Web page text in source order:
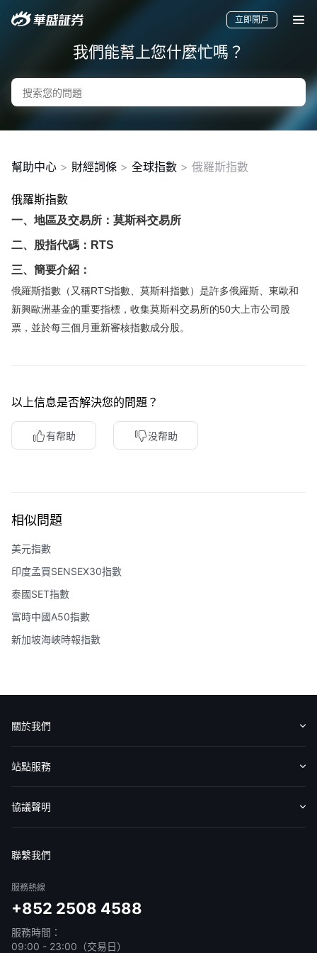
要聞
快訊
美股
港股
新股
關於我們
媒體報導
立即開戶
我們能幫上您什麼忙嗎？
幫助中心 > 財經詞條 > 全球指數 > 俄羅斯指數
俄羅斯指數
一、地區及交易所：莫斯科交易所
二、股指代碼：RTS
三、簡要介紹：
俄羅斯指數（又稱RTS指數、莫斯科指數）是許多俄羅斯、東歐和
新興歐洲基金的重要指標，收集莫斯科交易所的50大上市公司股
票，並於每三個月重新審核指數成分股。
以上信息是否解決您的問題？
有帮助 没帮助
相似問題
美元指數
印度孟買SENSEX30指數
泰國SET指數
富時中國A50指數
新加坡海峽時報指數
關於我們
認識華盛
媒體報導
意見反饋
站點服務
收費標準
交易工具
幫助中心
協議聲明
聯繫我們
服務熱線
+852 2508 4588
服務時間：
09:00 - 23:00（交易日）